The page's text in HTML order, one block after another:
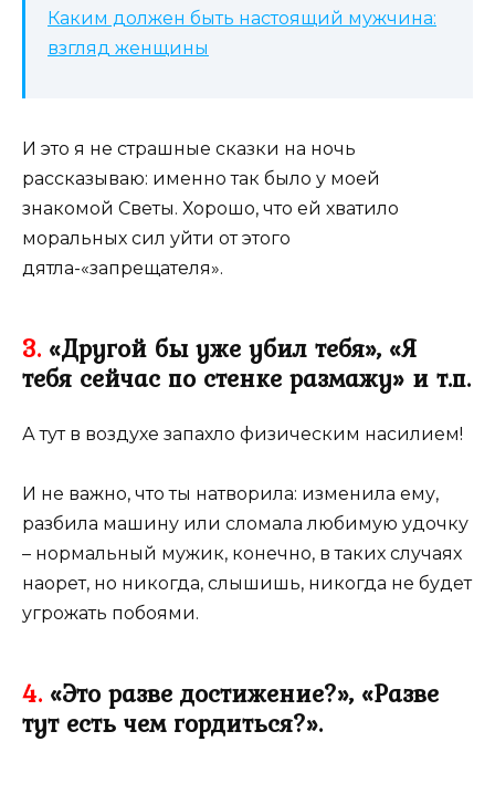
Каким должен быть настоящий мужчина:
взгляд женщины
И это я не страшные сказки на ночь
рассказываю: именно так было у моей
знакомой Светы. Хорошо, что ей хватило
моральных сил уйти от этого
дятла-«запрещателя».
3. «Другой бы уже убил тебя», «Я
тебя сейчас по стенке размажу» и т.п.
А тут в воздухе запахло физическим насилием!
И не важно, что ты натворила: изменила ему,
разбила машину или сломала любимую удочку
– нормальный мужик, конечно, в таких случаях
наорет, но никогда, слышишь, никогда не будет
угрожать побоями.
4. «Это разве достижение?», «Разве
тут есть чем гордиться?».